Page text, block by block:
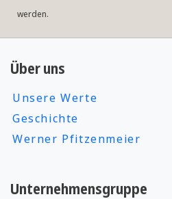
werden.
Über uns
Unsere Werte
Geschichte
Werner Pfitzenmeier
Unternehmensgruppe